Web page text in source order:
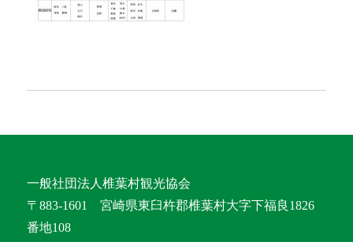
一般社団法人椎葉村観光協会
〒883-1601 宮崎県東臼杵郡椎葉村大字下福良1826
番地108